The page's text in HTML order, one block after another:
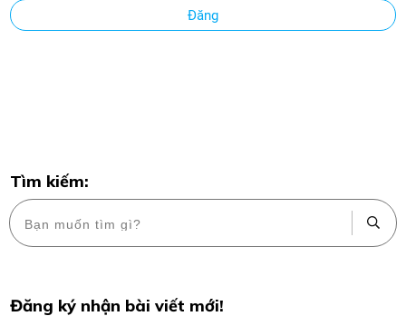
Đăng
Tìm kiếm:
Đăng ký nhận bài viết mới!